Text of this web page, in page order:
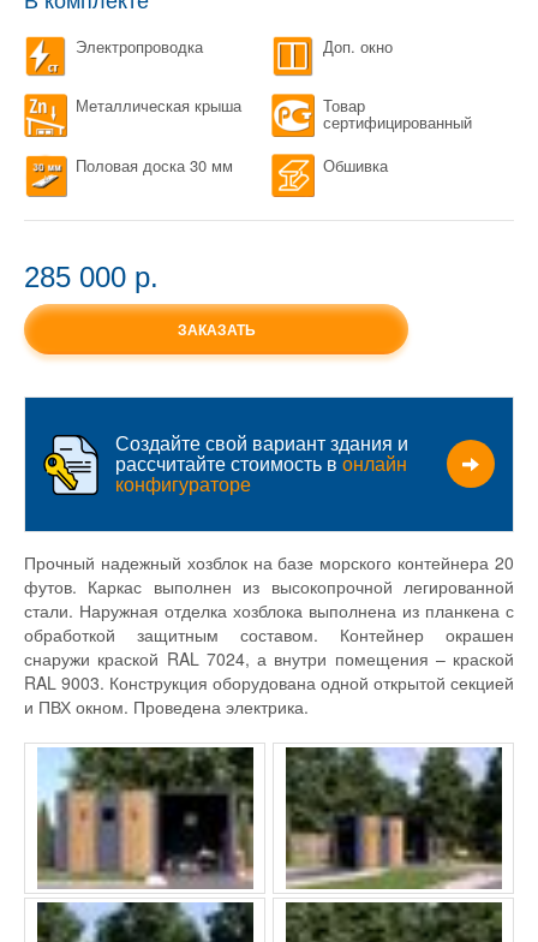
Электропроводка Доп. окно
Металлическая крыша Товар
сертифицированный
Половая доска 30 мм
Обшивка
285 000 p.
ЗАКАЗАТЬ
Создайте свой вариант здания и
рассчитайте стоимость в онлайн
конфигураторе
Прочный надежный хозблок на базе морского контейнера 20
футов. Каркас выполнен из высокопрочной легированной
стали. Наружная отделка хозблока выполнена из планкена с
обработкой защитным составом. Контейнер окрашен
снаружи краской RAL 7024, а внутри помещения – краской
RAL 9003. Конструкция оборудована одной открытой секцией
и ПВХ окном. Проведена электрика.